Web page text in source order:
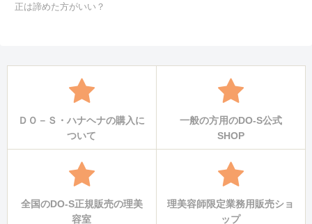
正は諦めた方がいい？
ＤＯ－Ｓ・ハナヘナの購入に
ついて
一般の方用のDO-S公式
SHOP
全国のDO-S正規販売の理美
容室
理美容師限定業務用販売ショ
ップ